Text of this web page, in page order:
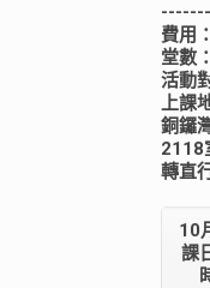
費用
堂數
活動
上課
銅鑼
2118
轉直
10
課